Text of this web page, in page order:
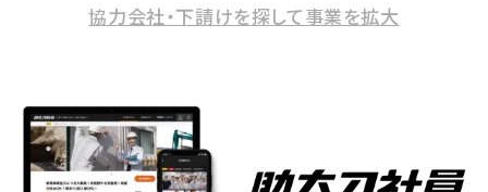
協力会社・下請けを探して事業を拡大